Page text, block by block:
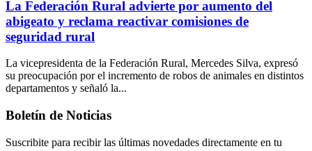
La Federación Rural advierte por aumento del
abigeato y reclama reactivar comisiones de
seguridad rural
La vicepresidenta de la Federación Rural, Mercedes Silva, expresó
su preocupación por el incremento de robos de animales en distintos
departamentos y señaló la...
Boletín de Noticias
Suscribite para recibir las últimas novedades directamente en tu